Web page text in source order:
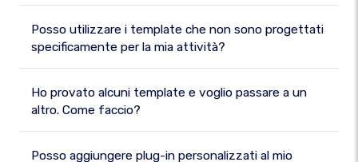
Posso utilizzare i template che non sono progettati
specificamente per la mia attività?
Ho provato alcuni template e voglio passare a un
altro. Come faccio?
Posso aggiungere plug-in personalizzati al mio